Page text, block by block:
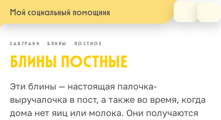
Мой социальный помощник
ЗАВТРАКИ БЛИНЫ ПОСТНОЕ
БЛИНЫ ПОСТНЫЕ
Эти блины — настоящая палочка-
выручалочка в пост, а также во время, когда
дома нет яиц или молока. Они получаются